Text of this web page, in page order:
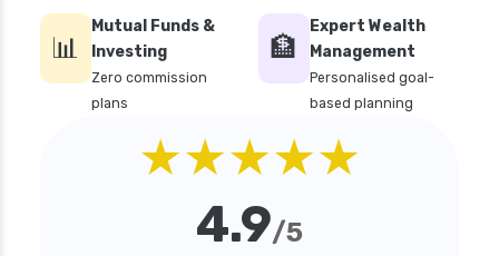
📊
Mutual Funds &
Investing
Zero commission
plans
🏦
Expert Wealth
Management
Personalised goal-
based planning
★★★★★
4.9/5